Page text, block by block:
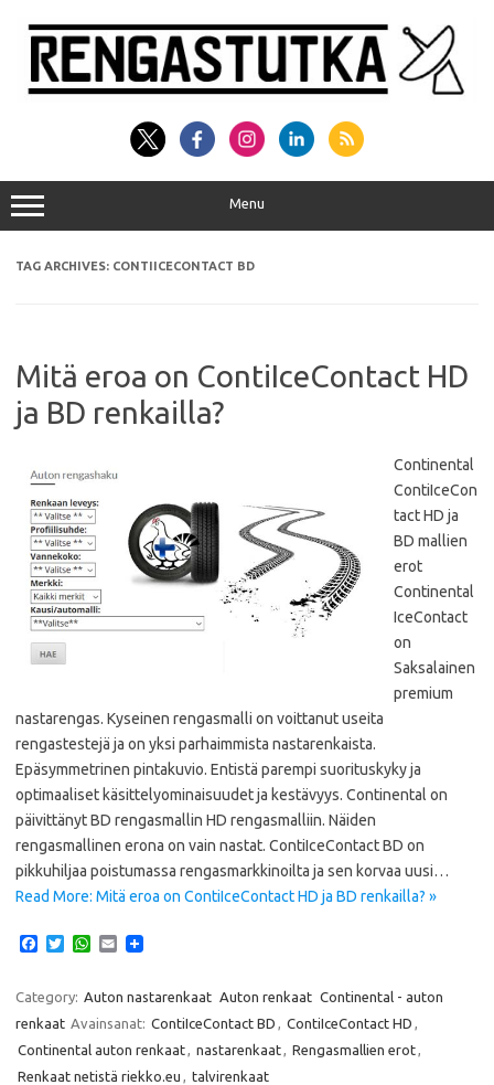
content
Menu
TAG ARCHIVES: CONTIICECONTACT BD
Mitä eroa on ContiIceContact HD
ja BD renkailla?
Continental
ContiIceCon
tact HD ja
BD mallien
erot
Continental
IceContact
on
Saksalainen
premium
nastarengas. Kyseinen rengasmalli on voittanut useita
rengastestejä ja on yksi parhaimmista nastarenkaista.
Epäsymmetrinen pintakuvio. Entistä parempi suorituskyky ja
optimaaliset käsittelyominaisuudet ja kestävyys. Continental on
päivittänyt BD rengasmallin HD rengasmalliin. Näiden
rengasmallinen erona on vain nastat. ContiIceContact BD on
pikkuhiljaa poistumassa rengasmarkkinoilta ja sen korvaa uusi…
Read More: Mitä eroa on ContiIceContact HD ja BD renkailla? »
e
b
o
o
k
T
t
e
r
W
t
s
A
p
p
E
i
Category: Auton nastarenkaat Auton renkaat Continental - auton
renkaat Avainsanat: ContiIceContact BD ContiIceContact HD
Continental auton renkaat
nastarenkaat Rengasmallien erot
Renkaat netistä riekko.eu
talvirenkaat